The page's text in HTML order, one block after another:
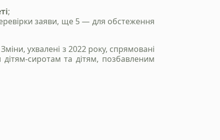
;
заяви, ще 5 — для обстеження
ухвалені з 2022 року, спрямовані
сиротам та дітям, позбавленим